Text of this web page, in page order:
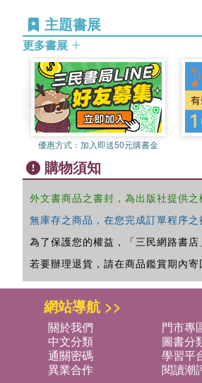
主題書展
更多書展
優惠方式： 加入即送50元購書金
購物須知
外文書商品之書封，為出版社提供
無庫存之商品，在您完成訂單程序
為了保護您的權益，「三民網路書店
若要辦理退貨，請在商品鑑賞期內
網站導航 >>
關於我們 門市專
中文分類
圖書分
通關密碼
學習平
異業合作
閱讀潮